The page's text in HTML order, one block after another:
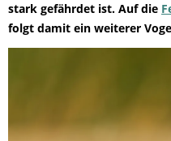
stark gefährdet ist. Auf die
folgt damit ein weiterer